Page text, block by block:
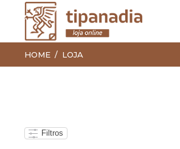
HOME LOJA
Filtros